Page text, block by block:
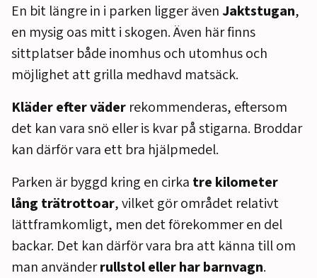
En bit längre in i parken ligger ävenJaktstugan,
en mysig oas mitt i skogen. Även här finns
sittplatser både inomhus och utomhus och
möjlighet att grilla medhavd matsäck.
Kläder efter väder rekommenderas, eftersom
det kan vara snö eller is kvar på stigarna. Broddar
kan därför vara ett bra hjälpmedel.
Parken är byggd kring en cirka tre kilometer
lång trätrottoar, vilket gör området relativt
lättframkomligt, men det förekommer en del
backar. Det kan därför vara bra att känna till om
man använderrullstol eller har barnvagn.